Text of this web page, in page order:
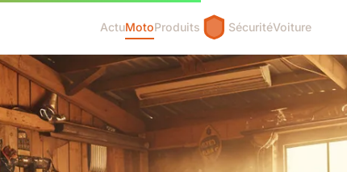
ActuMotoProduits SécuritéVoiture